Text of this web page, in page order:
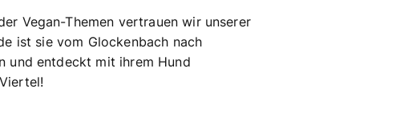
Vegan-Themen vertrauen wir unserer
ist sie vom Glockenbach nach
und entdeckt mit ihrem Hund